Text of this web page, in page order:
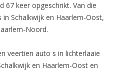
67 keer opgeschrikt. Van die
Schalkwijk en Haarlem-Oost,
Noord.
veertien auto s in lichterlaaie
en Haarlem-Oost en